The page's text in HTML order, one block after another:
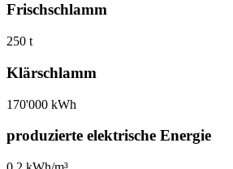
Frischschlamm
250 t
Klärschlamm
170'000 kWh
produzierte elektrische Energie